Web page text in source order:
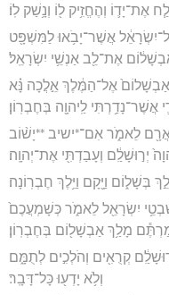
וְהֶחֱזִ֥יק ל֖וֹ וְנָ֥שַׁק לֽוֹ׃
אֲשֶׁר־יָבֹ֥אוּ לַמִּשְׁפָּ֖ט
אֶת־לֵ֖ב אַנְשֵׁ֥י יִשְׂרָאֵֽל׃
אַבְשָׁלוֹם֙ אֶל־הַמֶּ֔לֶךְ אֵ֣לֲכָה נָּ֗א
אֲשֶׁר־נָדַ֥רְתִּי לַֽיהוָ֖ה בְּחֶבְרֽוֹן׃
לֵאמֹ֑ר אִם־*ישיב **יָשׁ֨וֹב
יְר֣וּשָׁלִַ֔ם וְעָבַדְתִּ֖י אֶת־יְהוָֽה׃
בְּשָׁל֑וֹם וַיָּ֖קָם וַיֵּ֥לֶךְ חֶבְרֽוֹנָה׃
יִשְׂרָאֵ֖ל לֵאמֹ֑ר כְּשָׁמְעֲכֶם֙
מָלַ֥ךְ אַבְשָׁל֖וֹם בְּחֶבְרֽוֹן׃
קְרֻאִ֖ים וְהֹלְכִ֣ים לְתֻמָּ֑ם
וְלֹ֥א יָדְע֖וּ כָּל־דָּבָֽר׃